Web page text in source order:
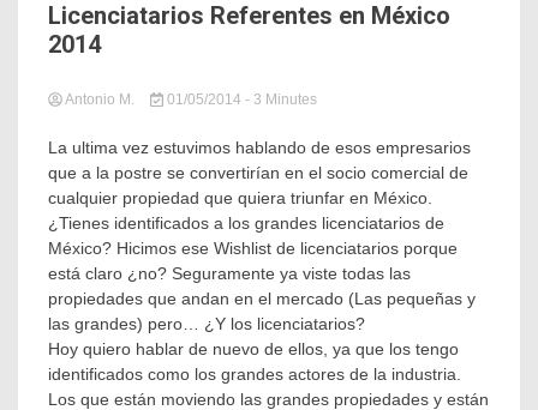
Licenciatarios Referentes en México
2014
Antonio M. 01/05/2014 in
categoría
Tagged
Licenciatarios ,
licensing
México
- 3 Minutes
La ultima vez estuvimos hablando de esos empresarios
que a la postre se convertirían en el socio comercial de
cualquier propiedad que quiera triunfar en México.
¿Tienes identificados a los grandes licenciatarios de
México? Hicimos ese Wishlist de licenciatarios porque
está claro ¿no? Seguramente ya viste todas las
propiedades que andan en el mercado (Las pequeñas y
las grandes) pero… ¿Y los licenciatarios?
Hoy quiero hablar de nuevo de ellos, ya que los tengo
identificados como los grandes actores de la industria.
Los que están moviendo las grandes propiedades y están